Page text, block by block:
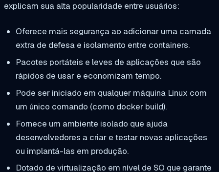
explicam sua alta popularidade entre usuários:
Oferece mais segurança ao adicionar uma camada
extra de defesa e isolamento entre containers.
Pacotes portáteis e leves de aplicações que são
rápidos de usar e economizam tempo.
Pode ser iniciado em qualquer máquina Linux com
um único comando (como docker build).
Fornece um ambiente isolado que ajuda
desenvolvedores a criar e testar novas aplicações
ou implantá-las em produção.
Dotado de virtualização em nível de SO que garante